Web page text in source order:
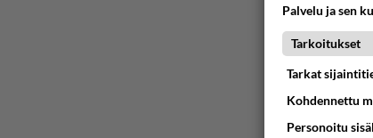
Palvelu ja sen
Tarkoitukset
Tarkat
Kohdennettu
Personoitu